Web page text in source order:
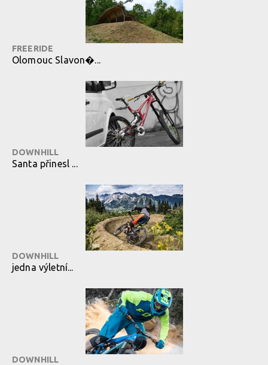
FREERIDE
Olomouc Slavon�...
DOWNHILL
Santa přinesl ...
DOWNHILL
jedna výletní...
DOWNHILL